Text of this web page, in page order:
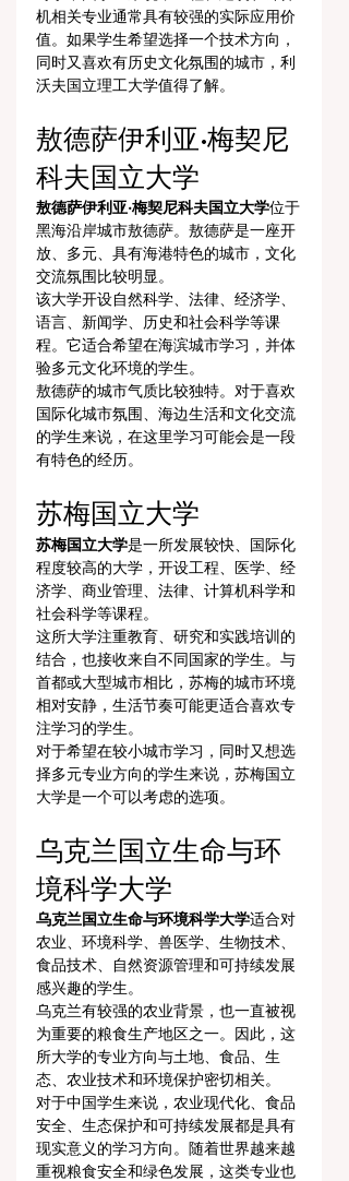
机相关专业通常具有较强的实际应用价
值。如果学生希望选择一个技术方向，
同时又喜欢有历史文化氛围的城市，利
沃夫国立理工大学值得了解。
敖德萨伊利亚·梅契尼
科夫国立大学
敖德萨伊利亚·梅契尼科夫国立大学位于
黑海沿岸城市敖德萨。敖德萨是一座开
放、多元、具有海港特色的城市，文化
交流氛围比较明显。
该大学开设自然科学、法律、经济学、
语言、新闻学、历史和社会科学等课
程。它适合希望在海滨城市学习，并体
验多元文化环境的学生。
敖德萨的城市气质比较独特。对于喜欢
国际化城市氛围、海边生活和文化交流
的学生来说，在这里学习可能会是一段
有特色的经历。
苏梅国立大学
苏梅国立大学是一所发展较快、国际化
程度较高的大学，开设工程、医学、经
济学、商业管理、法律、计算机科学和
社会科学等课程。
这所大学注重教育、研究和实践培训的
结合，也接收来自不同国家的学生。与
首都或大型城市相比，苏梅的城市环境
相对安静，生活节奏可能更适合喜欢专
注学习的学生。
对于希望在较小城市学习，同时又想选
择多元专业方向的学生来说，苏梅国立
大学是一个可以考虑的选项。
乌克兰国立生命与环
境科学大学
乌克兰国立生命与环境科学大学适合对
农业、环境科学、兽医学、生物技术、
食品技术、自然资源管理和可持续发展
感兴趣的学生。
乌克兰有较强的农业背景，也一直被视
为重要的粮食生产地区之一。因此，这
所大学的专业方向与土地、食品、生
态、农业技术和环境保护密切相关。
对于中国学生来说，农业现代化、食品
安全、生态保护和可持续发展都是具有
现实意义的学习方向。随着世界越来越
重视粮食安全和绿色发展，这类专业也